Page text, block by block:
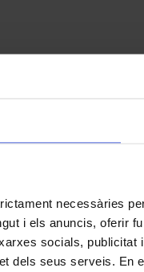
necessàries
i els anuncis, oferir
socials,
dels seus serveis. En